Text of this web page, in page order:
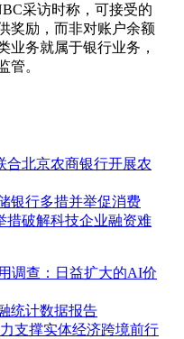
采访时称，可接受的
奖励，而非对账户余额
业务就属于银行业务，
管。
合北京农商银行开展农
银行多措并举促消费
措破解科技企业融资难
调查：日益扩大的AI价
统计数据报告
支撑实体经济跨境前行